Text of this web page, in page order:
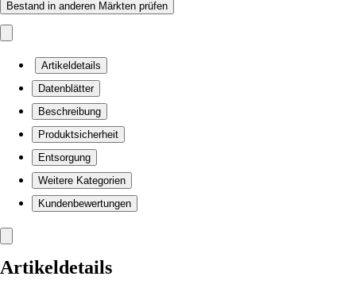
Bestand in anderen Märkten prüfen
Artikeldetails
Datenblätter
Beschreibung
Produktsicherheit
Entsorgung
Weitere Kategorien
Kundenbewertungen
Artikeldetails